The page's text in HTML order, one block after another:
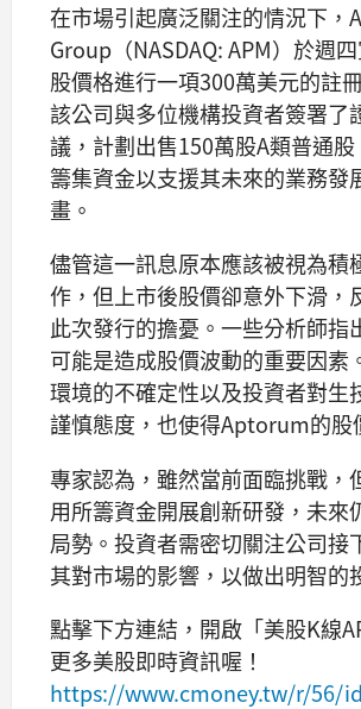
在市場引起廣泛關注的情況下
Group（NASDAQ: APM）於週
股價格進行一項300萬美元的註
該公司與多位機構投資者簽署了
議，計劃出售150萬股A類普通
籌集資金以支援其未來的業務發
畫。
儘管這一訊息原本應該被視為積
作，但上市後股價卻意外下滑，
此次發行的擔憂。一些分析師指
可能是造成股價波動的重要因素
環境的不確定性以及投資者對生
謹慎態度，也使得Aptorum的股
專家認為，雖然當前面臨挑戰，
用所籌資金開展創新研發，未來
局勢。投資者需密切關注公司接
其對市場的影響，以做出明智的
點擊下方連結，開啟「美股K線
更多美股即時資訊喔！
https://www.cmoney.tw/r/56/